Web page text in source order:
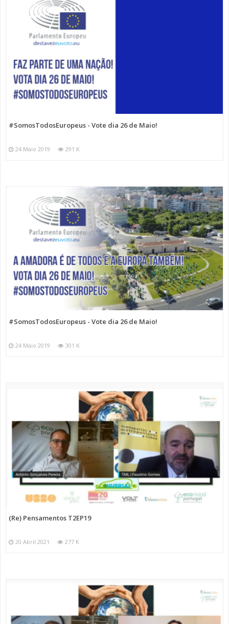
#SomosTodosEuropeus - Vote dia 26 de Maio!
24 Maio 2019 291 K
#SomosTodosEuropeus - Vote dia 26 de Maio!
24 Maio 2019 301 K
(Re) Pensamentos T2EP19
20 Abril 2021 277 K